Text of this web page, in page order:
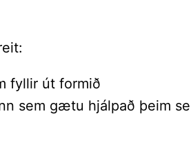
fyllir út formið
sem gætu hjálpað þeim